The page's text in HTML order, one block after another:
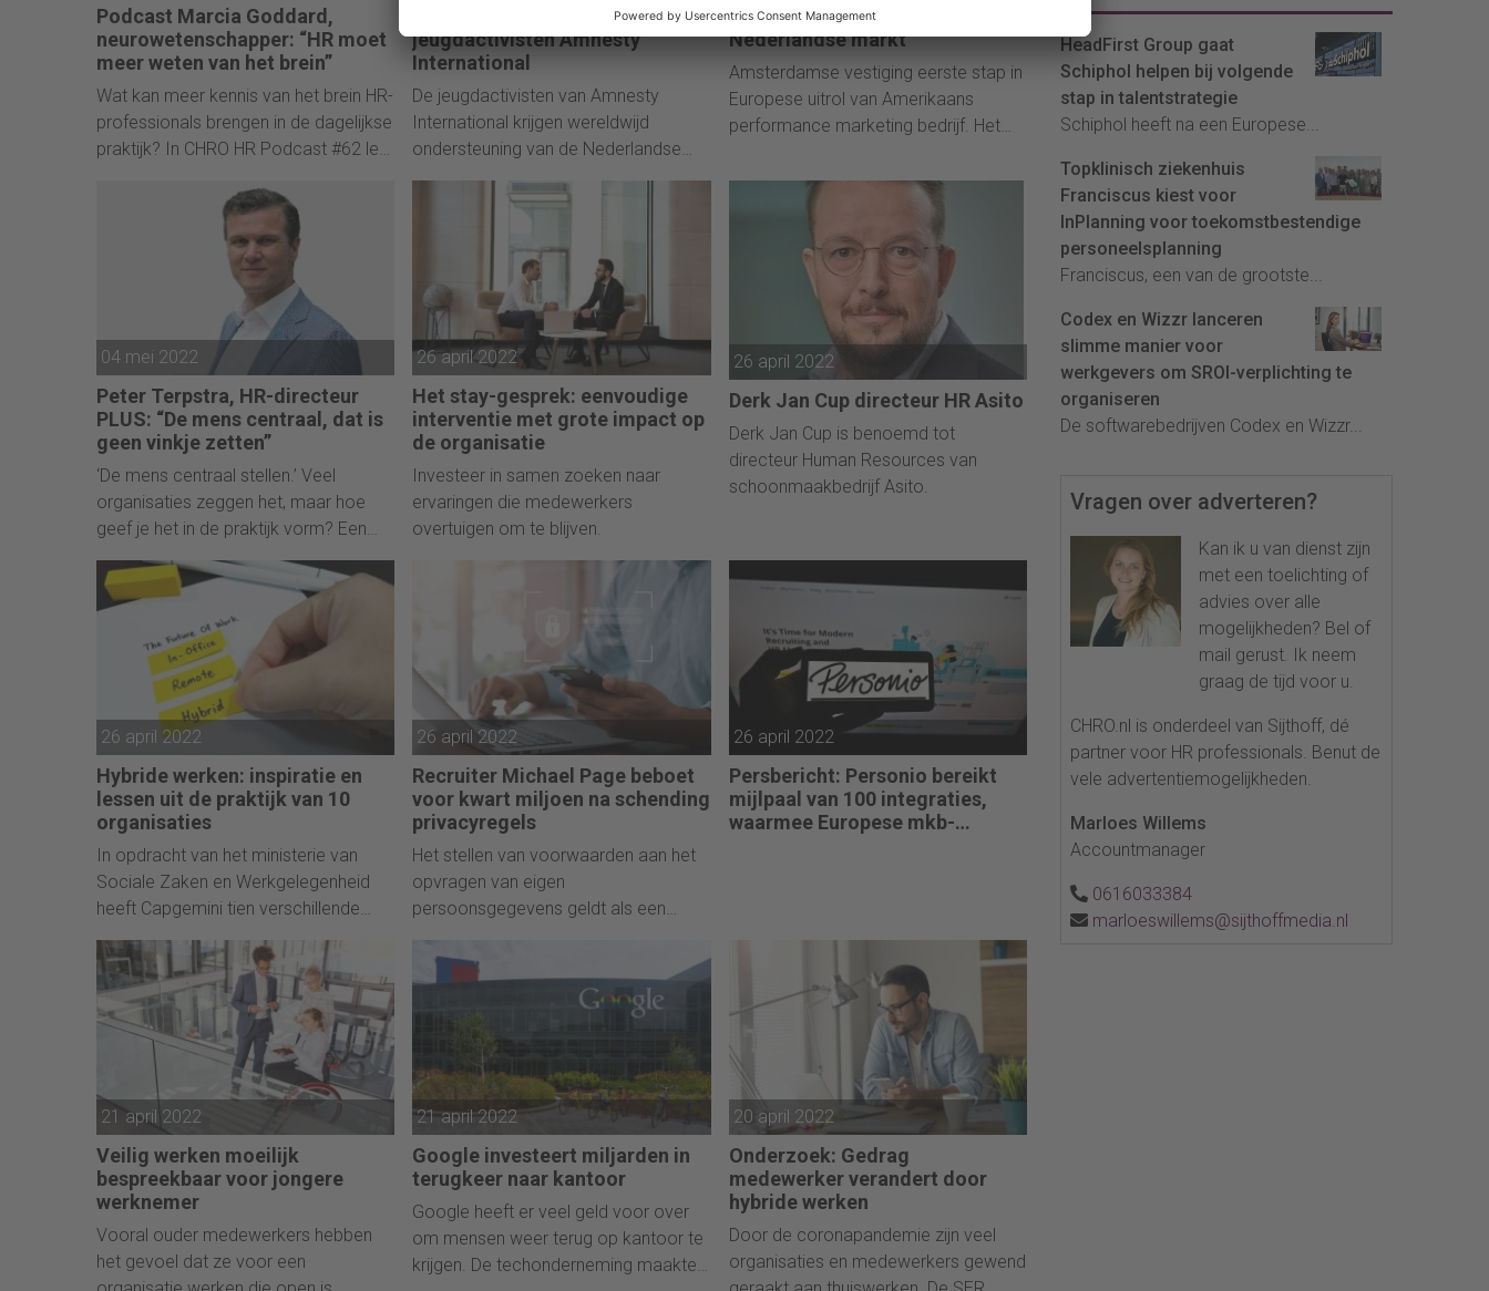
Podcast Marcia Goddard,
neurowetenschapper: “HR moet
meer weten van het brein”
Wat kan meer kennis van het brein HR-
professionals brengen in de dagelijkse
praktijk? In CHRO HR Podcast #62 legt
veel meer grip op de
organisatiecultuur. Die wordt immers
sterk bepaald door ons gedrag dat
wordt aangestuurd door het brein.
jeugdactivisten Amnesty
International
De jeugdactivisten van Amnesty
International krijgen wereldwijd
ondersteuning van de Nederlandse
uitgebreid digitaal coaching traject
activisten veerkrachtig blijven, terwijl
ze voor mensenrechten opkomen.
Wunderkind betreedt
Nederlandse markt
Amsterdamse vestiging eerste stap in
Europese uitrol van Amerikaans
performance marketing bedrijf. Het
Wunderkind betreedt per direct de
Nederlandse markt. Met meer dan
800 medewerkers wereldwijd en een
omzet van ruim € 100 miljoen is de
multinational toonaangevend op het
gebied van performance gedreven
marketing voor online retailers. Zo
bedient het meer dan 1.200 klanten
wereldwijd; in Europa werkt
Wunderkind vanuit een UNESCO
grachtenpand in Amsterdam onder
meer voor Scotch & Soda, G-Star
RAW en Clarins.
04 mei 2022
Peter Terpstra, HR-directeur
PLUS: “De mens centraal, dat is
geen vinkje zetten”
‘De mens centraal stellen.’ Veel
organisaties zeggen het, maar hoe
geef je het in de praktijk vorm? Een
kijkje in de keuken bij supermarktketen
PLUS. 'Mensen hebben een keuze, ze
hóéven niet bij PLUS te werken. Wij
moeten dus continu iets meer bieden
om ons te onderscheiden.'
26 april 2022
Het stay-gesprek: eenvoudige
interventie met grote impact op
de organisatie
Investeer in samen zoeken naar
ervaringen die medewerkers
overtuigen om te blijven.
26 april 2022
Derk Jan Cup directeur HR Asito
Derk Jan Cup is benoemd tot
directeur Human Resources van
schoonmaakbedrijf Asito.
26 april 2022
Hybride werken: inspiratie en
lessen uit de praktijk van 10
organisaties
In opdracht van het ministerie van
Sociale Zaken en Werkgelegenheid
heeft Capgemini tien verschillende
organisaties geïnterviewd over het
hybride werken. De rapportage geeft
inzicht in hoe de tien uiteenlopende
organisaties het hybride werken
vormgeven: welke afspraken maken
zij, waar lopen zij tegenaan en welke
voor- en nadelen signaleren zij?
26 april 2022
Recruiter Michael Page beboet
voor kwart miljoen na schending
privacyregels
Het stellen van voorwaarden aan het
opvragen van eigen
persoonsgegevens geldt als een
ernstige overtreding van de wet.
26 april 2022
Persbericht: Personio bereikt
mijlpaal van 100 integraties,
waarmee Europese mkb-
21 april 2022
Veilig werken moeilijk
bespreekbaar voor jongere
werknemer
Vooral ouder medewerkers hebben
het gevoel dat ze voor een
21 april 2022
Google investeert miljarden in
terugkeer naar kantoor
Google heeft er veel geld voor over
om mensen weer terug op kantoor te
krijgen. De techonderneming maakte
20 april 2022
Onderzoek: Gedrag
medewerker verandert door
hybride werken
Door de coronapandemie zijn veel
organisaties en medewerkers gewend
HeadFirst Group gaat
Schiphol helpen bij volgende
stap in talentstrategie
Schiphol heeft na een Europese...
Topklinisch ziekenhuis
Franciscus kiest voor
InPlanning voor toekomstbestendige
personeelsplanning
Franciscus, een van de grootste...
Codex en Wizzr lanceren
slimme manier voor
werkgevers om SROI-verplichting te
organiseren
De softwarebedrijven Codex en Wizzr...
Vragen over adverteren?
Kan ik u van dienst zijn
met een toelichting of
advies over alle
mogelijkheden? Bel of
mail gerust. Ik neem
graag de tijd voor u.
CHRO.nl is onderdeel van Sijthoff, dé
partner voor HR professionals. Benut de
vele advertentiemogelijkheden.
Marloes Willems
Accountmanager
0616033384
marloeswillems@sijthoffmedia.nl